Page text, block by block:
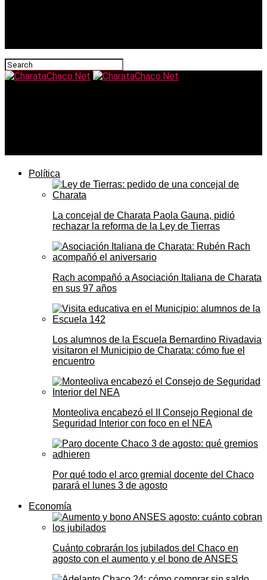
Política
La concejal de Charata Paola Gauna, pidió
rechazar la reforma de la Ley de Tierras
Rach acompañó a Asociación Italiana de Charata
en sus 97 años
Los alumnos de la Escuela Bernardino Rivadavia
visitaron el Municipio de Charata: cómo fue el
encuentro
Monteoliva encabezó el II Consejo Regional de
Seguridad Interior con foco en el NEA
Por qué todo el arco gremial docente del Chaco
parará el lunes 3 de agosto
Economía
Cuánto cobrarán los jubilados del Chaco en
agosto con el aumento y el bono de ANSES